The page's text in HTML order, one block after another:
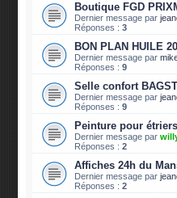
Boutique FGD
Dernier message par
Réponses :3
BON PLAN HUILE
Dernier message par
Réponses :9
Selle confort
Dernier message par
Réponses :9
Peinture pour
Dernier message par
Réponses :2
Affiches 24h du
Dernier message par
Réponses :2